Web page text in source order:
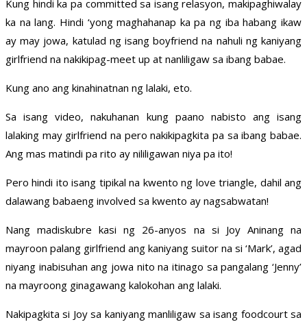
Kung hindi ka pa committed sa isang relasyon, makipaghiwalay
ka na lang. Hindi ‘yong maghahanap ka pa ng iba habang ikaw
ay may jowa, katulad ng isang boyfriend na nahuli ng kaniyang
girlfriend na nakikipag-meet up at nanliligaw sa ibang babae.
Kung ano ang kinahinatnan ng lalaki, eto.
Sa isang video, nakuhanan kung paano nabisto ang isang
lalaking may girlfriend na pero nakikipagkita pa sa ibang babae.
Ang mas matindi pa rito ay nililigawan niya pa ito!
Pero hindi ito isang tipikal na kwento ng love triangle, dahil ang
dalawang babaeng involved sa kwento ay nagsabwatan!
Nang madiskubre kasi ng 26-anyos na si Joy Aninang na
mayroon palang girlfriend ang kaniyang suitor na si ‘Mark’, agad
niyang inabisuhan ang jowa nito na itinago sa pangalang ‘Jenny’
na mayroong ginagawang kalokohan ang lalaki.
Nakipagkita si Joy sa kaniyang manliligaw sa isang foodcourt sa